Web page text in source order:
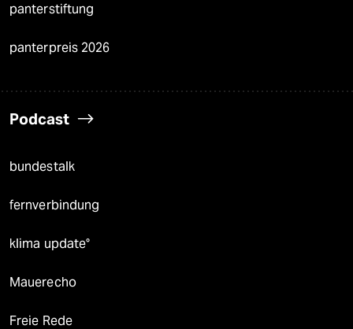
panterstiftung
panterpreis 2026
Podcast
bundestalk
fernverbindung
klima update°
Mauerecho
Freie Rede